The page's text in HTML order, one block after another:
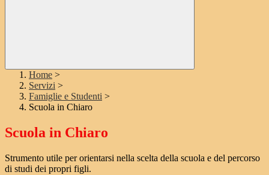
Home >
Servizi >
Famiglie e Studenti >
Scuola in Chiaro
Scuola in Chiaro
Strumento utile per orientarsi nella scelta della scuola e del percorso
di studi dei propri figli.